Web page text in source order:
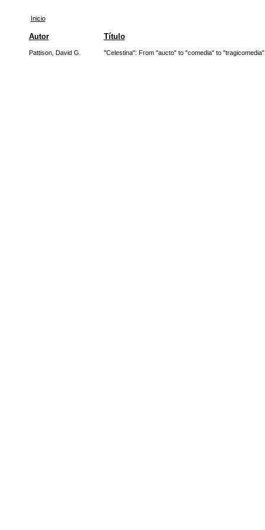
Inicio
Autor Título
Pattison, David G. "Celestina": From "aucto" to "comedia" to "tragicomedia"